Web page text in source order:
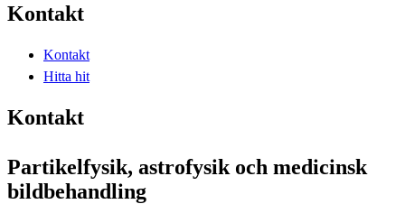
Kontakt
Kontakt
Hitta hit
Kontakt
Partikelfysik, astrofysik och medicinsk
bildbehandling